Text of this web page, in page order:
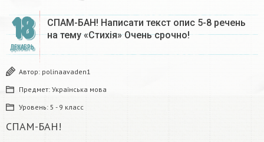
18
ДЕКАБРЬ
СПАМ-БАН! Написати текст опис 5-8 речень
на тему «Стихія» Очень срочно!
Автор: polinaavaden1
Предмет: Українська мова
Уровень: 5 - 9 класс
СПАМ-БАН!